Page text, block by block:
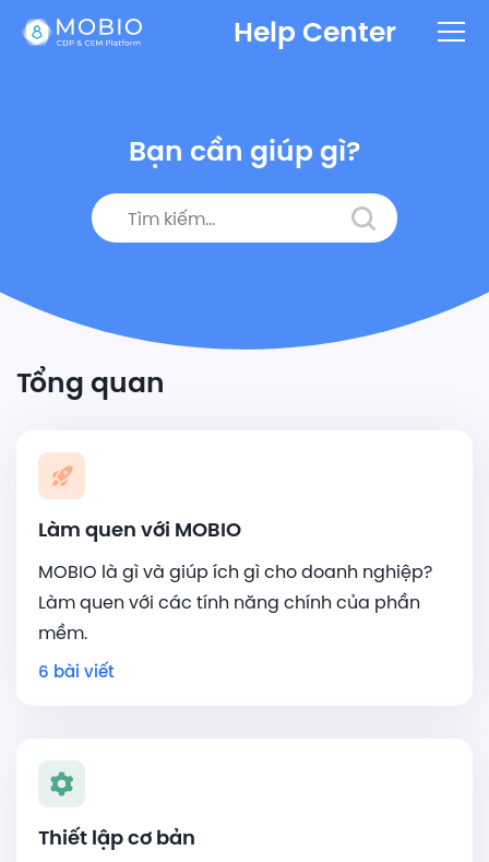
Help Center
Bạn cần giúp gì?
Tổng quan
Làm quen với MOBIO
MOBIO là gì và giúp ích gì cho doanh nghiệp?
Làm quen với các tính năng chính của phần
mềm.
6 bài viết
Thiết lập cơ bản